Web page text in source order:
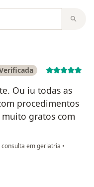
Ou iu todas as
procedimentos
muito gratos com
em geriatria •